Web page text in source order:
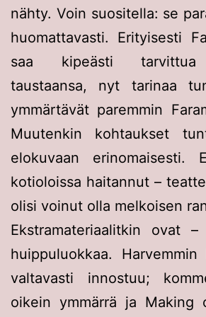
nähty. Voin suositella: se
huomattavasti. Erityisesti
saa kipeästi tarvittua
taustaansa, nyt tarinaa
ymmärtävät paremmin
Muutenkin kohtaukset
elokuvaan erinomaisesti.
kotioloissa haitannut –
olisi voinut olla melkoisen
Ekstramateriaalitkin ovat
huippuluokkaa. Harvemmin
valtavasti innostuu;
oikein ymmärrä ja Making